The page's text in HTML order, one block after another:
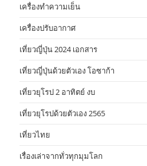
เครื่องทำความเย็น
เครื่องปรับอากาศ
เที่ยวญี่ปุ่น 2024 เอกสาร
เที่ยวญี่ปุ่นด้วยตัวเอง โอซาก้า
เที่ยวยุโรป 2 อาทิตย์ งบ
เที่ยวยุโรปด้วยตัวเอง 2565
เที่ยวไทย
เรื่องเล่าจากทั่วทุกมุมโลก